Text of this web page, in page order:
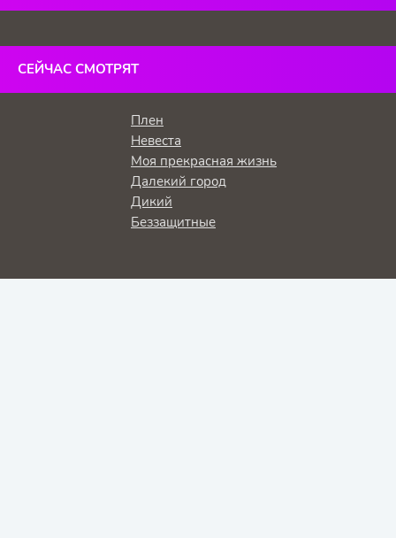
СЕЙЧАС СМОТРЯТ
Плен
Невеста
Моя прекрасная жизнь
Далекий город
Дикий
Беззащитные